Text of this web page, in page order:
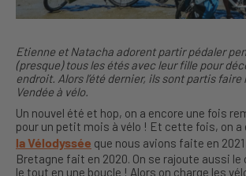
Etienne et Natacha adorent partir pédaler
(presque) tous les étés avec leur fille pour
endroit. Alors l’été dernier, ils sont partis faire
Vendée à vélo.
Un nouvel été et hop, on a encore une fois
pour un petit mois à vélo ! Et cette fois, on a
la Vélodyssée que nous avions faite en
Bretagne fait en 2020. On se rajoute aussi le
le tout en une boucle ! Alors on charge les